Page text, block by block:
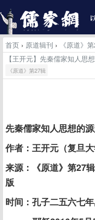
首页 › 原道辑刊 ›
《原道》
【王开元】先秦儒家知人思
《原道》第27辑
先秦儒家知人思想的
作者：王开元（复旦
来源：《原道》第27
版
时间：孔子二五六七